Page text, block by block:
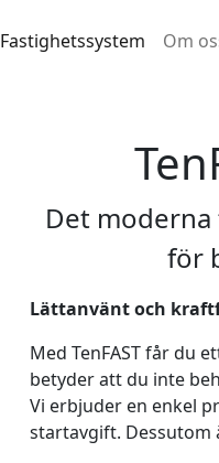
Fastighetssystem Om
Det
för
Lättanvänt och
Med TenFAST får du
betyder att du inte
Vi erbjuder en enkel
startavgift. Dessutom